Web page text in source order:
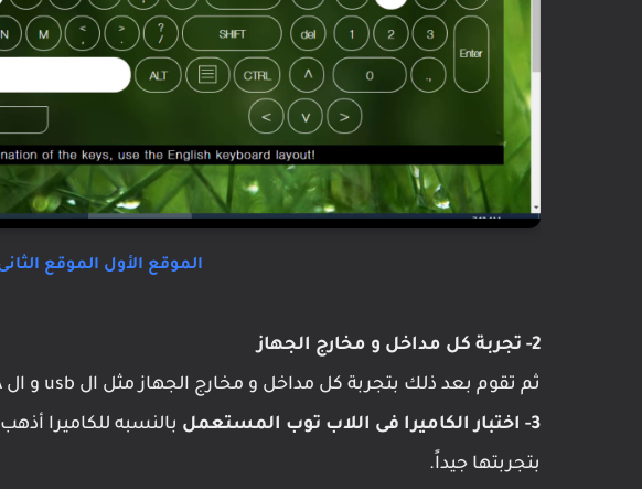
الموقع الأول الموقع
2- تجربة كل مداخل و مخارج الجهاز
ثم تقوم بعد ذلك بتجربة كل مداخل و مخارج الجهاز مثل ال usb و ال VGA و ال DVD و أي مدخل أخر.
3- اختبار الكاميرا فى اللاب توب المستعمل
بالنسبه للكاميرا
بتجربتها جيداً.